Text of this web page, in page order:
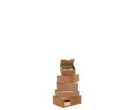
Type de produit